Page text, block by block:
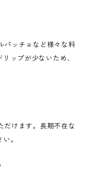
パッチョなど様々な料
ップが少ないため、
だけます。長期不在な
。